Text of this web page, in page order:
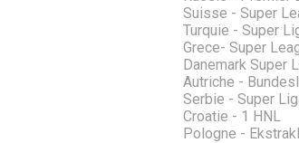
Suisse - Super
Turquie - Super
Grece- Super
Danemark Super
Autriche -
Serbie - Super
Croatie - 1 HNL
Pologne -